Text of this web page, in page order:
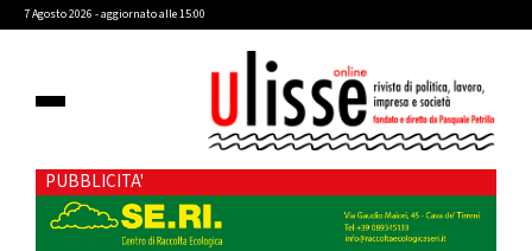
7 Agosto 2026 - aggiornato alle 15:00
PUBBLICITA'